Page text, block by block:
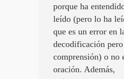
porque ha
leído (pero lo ha
que es un error en
decodificación
comprensión) o no
oración. Además,